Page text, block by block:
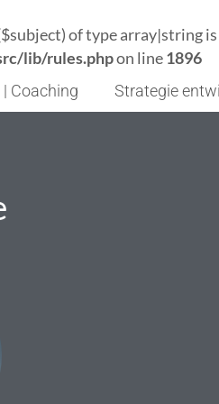
of type array|string
lib/rules.phpon line1896
Coaching Strategie